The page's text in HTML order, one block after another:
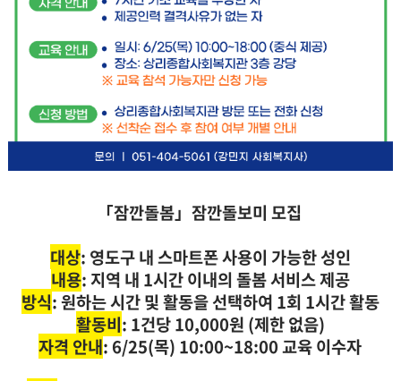
「잠깐돌봄」잠깐돌보미 모집
대상: 영도구 내 스마트폰 사용이 가능한 성인
내용: 지역 내 1시간 이내의 돌봄 서비스 제공
방식: 원하는 시간 및 활동을 선택하여 1회 1시간 활동
활동비: 1건당 10,000원 (제한 없음)
자격 안내: 6/25(목) 10:00~18:00 교육 이수자